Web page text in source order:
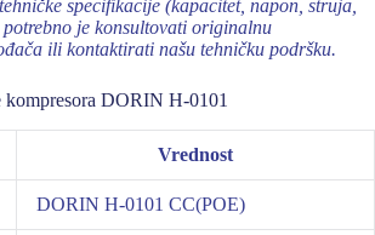
specifikacije (kapacitet, napon, struja,
je konsultovati originalnu
ili kontaktirati našu tehničku podršku.
kompresora DORIN H-0101
Vrednost
DORIN H-0101 CC(POE)